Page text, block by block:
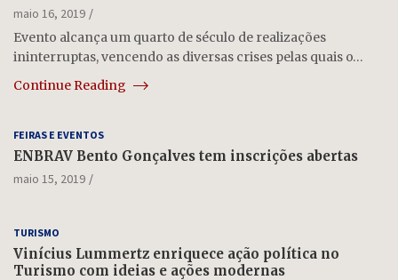
maio 16, 2019
Evento alcança um quarto de século de realizações
ininterruptas, vencendo as diversas crises pelas quais o…
Continue Reading
FEIRAS E EVENTOS
ENBRAV Bento Gonçalves tem inscrições abertas
maio 15, 2019
TURISMO
Vinícius Lummertz enriquece ação política no
Turismo com ideias e ações modernas